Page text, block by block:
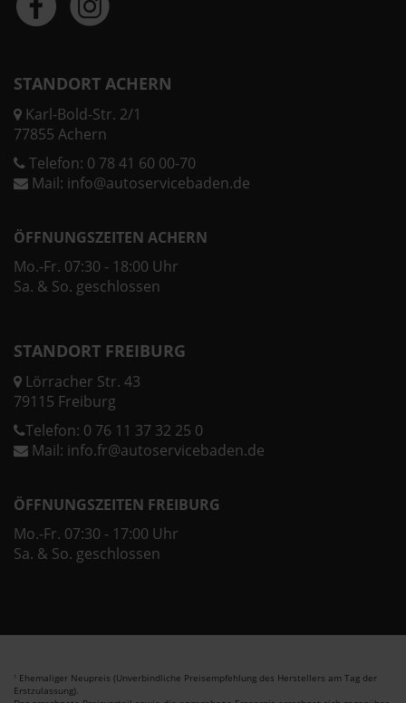
STANDORT ACHERN
Karl-Bold-Str. 2/1
77855 Achern
Telefon: 0 78 41 60 00-70
Mail: info@autoservicebaden.de
ÖFFNUNGSZEITEN ACHERN
Mo.-Fr. 07:30 - 18:00 Uhr
Sa. & So. geschlossen
STANDORT FREIBURG
Lörracher Str. 43
79115 Freiburg
Telefon: 0 76 11 37 32 25 0
Mail: info.fr@autoservicebaden.de
ÖFFNUNGSZEITEN FREIBURG
Mo.-Fr. 07:30 - 17:00 Uhr
Sa. & So. geschlossen
1 Ehemaliger Neupreis (Unverbindliche Preisempfehlung des Herstellers am Tag der
Erstzulassung).